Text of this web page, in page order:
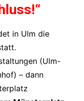
in Ulm die
(Ulm-
– dann